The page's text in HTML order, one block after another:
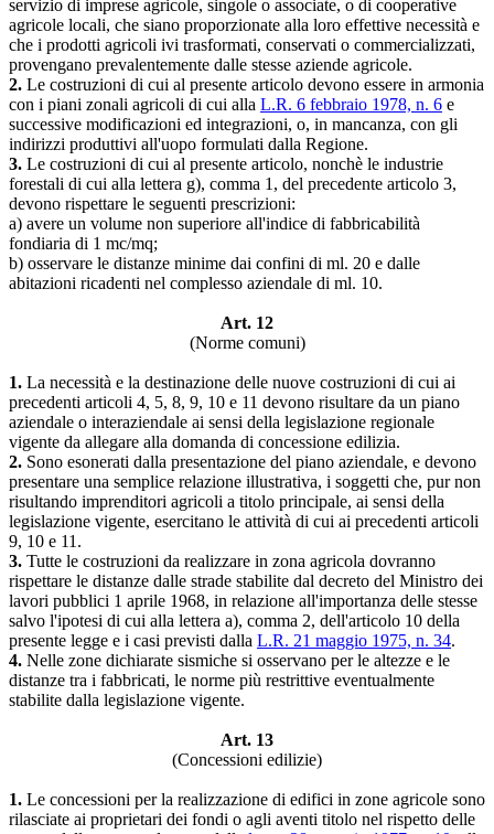
servizio di imprese agricole, singole o associate, o di cooperative
agricole locali, che siano proporzionate alla loro effettive necessità e
che i prodotti agricoli ivi trasformati, conservati o commercializzati,
provengano prevalentemente dalle stesse aziende agricole.
2. Le costruzioni di cui al presente articolo devono essere in armonia
con i piani zonali agricoli di cui alla L.R. 6 febbraio 1978, n. 6 e
successive modificazioni ed integrazioni, o, in mancanza, con gli
indirizzi produttivi all'uopo formulati dalla Regione.
3. Le costruzioni di cui al presente articolo, nonchè le industrie
forestali di cui alla lettera g), comma 1, del precedente articolo 3,
devono rispettare le seguenti prescrizioni:
a) avere un volume non superiore all'indice di fabbricabilità
fondiaria di 1 mc/mq;
b) osservare le distanze minime dai confini di ml. 20 e dalle
abitazioni ricadenti nel complesso aziendale di ml. 10.
Art. 12
(Norme comuni)
1. La necessità e la destinazione delle nuove costruzioni di cui ai
precedenti articoli 4, 5, 8, 9, 10 e 11 devono risultare da un piano
aziendale o interaziendale ai sensi della legislazione regionale
vigente da allegare alla domanda di concessione edilizia.
2. Sono esonerati dalla presentazione del piano aziendale, e devono
presentare una semplice relazione illustrativa, i soggetti che, pur non
risultando imprenditori agricoli a titolo principale, ai sensi della
legislazione vigente, esercitano le attività di cui ai precedenti articoli
9, 10 e 11.
3. Tutte le costruzioni da realizzare in zona agricola dovranno
rispettare le distanze dalle strade stabilite dal decreto del Ministro dei
lavori pubblici 1 aprile 1968, in relazione all'importanza delle stesse
salvo l'ipotesi di cui alla lettera a), comma 2, dell'articolo 10 della
presente legge e i casi previsti dalla L.R. 21 maggio 1975, n. 34.
4. Nelle zone dichiarate sismiche si osservano per le altezze e le
distanze tra i fabbricati, le norme più restrittive eventualmente
stabilite dalla legislazione vigente.
Art. 13
(Concessioni edilizie)
1. Le concessioni per la realizzazione di edifici in zone agricole sono
rilasciate ai proprietari dei fondi o agli aventi titolo nel rispetto delle